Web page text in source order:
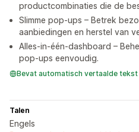
productcombinaties die de
Slimme pop-ups – Betrek
aanbiedingen en herstel van
Alles-in-één-dashboard –
pop-ups eenvoudig.
Bevat automatisch vertaalde tekst
Talen
Engels